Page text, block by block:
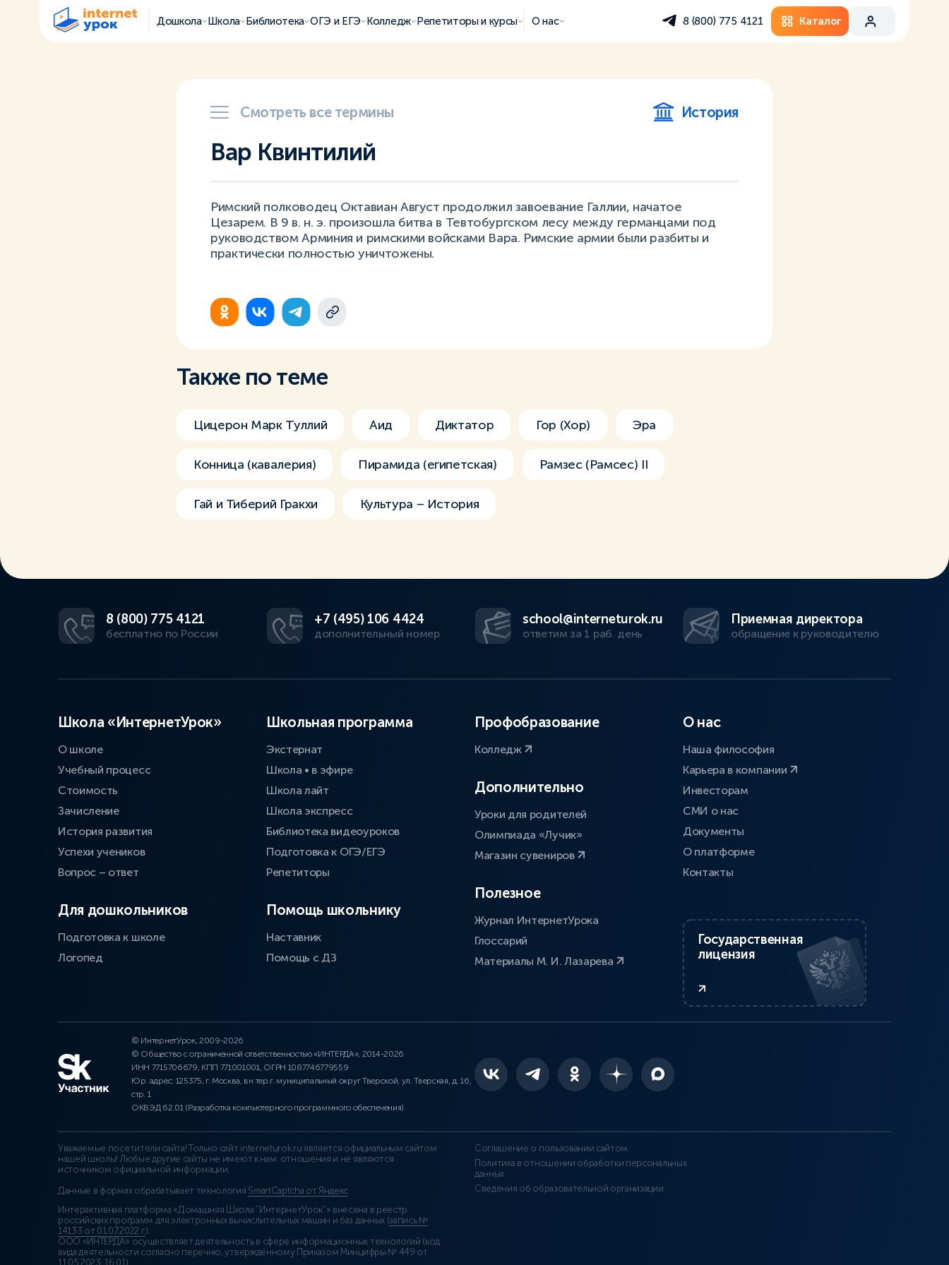
Дошкола Школа Библиотека ОГЭ и ЕГЭ Колледж Репетиторы и курсы О нас 8 (800) 775 4121 Каталог
Смотреть все термины История
Вар Квинтилий
Римский полководец Октавиан Август продолжил завоевание Галлии, начатое
Цезарем. В 9 в. н. э. произошла битва в Тевтобургском лесу между германцами под
руководством Арминия и римскими войсками Вара. Римские армии были разбиты и
практически полностью уничтожены.
Также по теме
Цицерон Марк Туллий Аид Диктатор Гор (Хор) Эра
Конница (кавалерия) Пирамида (египетская) Рамзес (Рамсес) II
Гай и Тиберий Гракхи Культура – История
8 (800) 775 4121
бесплатно по России
+7 (495) 106 4424
дополнительный номер
school@interneturok.ru
ответим за 1 раб. день
Приемная директора
обращение к руководителю
Школа «ИнтернетУрок»
О школе
Учебный процесс
Стоимость
Зачисление
История развития
Успехи учеников
Вопрос – ответ
Для дошкольников
Подготовка к школе
Логопед
Школьная программа
Экстернат
Школа • в эфире
Школа лайт
Школа экспресс
Библиотека видеоуроков
Подготовка к ОГЭ/ЕГЭ
Репетиторы
Помощь школьнику
Наставник
Помощь с ДЗ
Профобразование
Колледж
Дополнительно
Уроки для родителей
Олимпиада «Лучик»
Магазин сувениров
Полезное
Журнал ИнтернетУрока
Глоссарий
Материалы М. И. Лазарева
О нас
Наша философия
Карьера в компании
Инвесторам
СМИ о нас
Документы
О платформе
Контакты
Государственная
лицензия
© ИнтернетУрок, 2009-2026
© Общество с ограниченной ответственностью «ИНТЕРДА», 2014-2026
ИНН 7715706679, КПП 771001001, ОГРН 1087746779559
Юр. адрес: 125375, г. Москва, вн.тер.г. муниципальный округ Тверской, ул. Тверская, д. 16,
стр. 1
ОКВЭД 62.01 (Разработка компьютерного программного обеспечения)
Уважаемые посетители сайта! Только сайт interneturok.ru является официальным сайтом
нашей школы! Любые другие сайты не имеют к нам отношения и не являются
источником официальной информации.
Данные в формах обрабатывает технология SmartCaptcha от Яндекс
Интерактивная платформа «Домашняя Школа “ИнтернетУрок”» внесена в реестр
российских программ для электронных вычислительных машин и баз данных (запись №
14133 от 01.07.2022 г.).
ООО «ИНТЕРДА» осуществляет деятельность в сфере информационных технологий (код
вида деятельности согласно перечню, утверждённому Приказом Минцифры № 449 от
11.05.2023: 16.01)
Соглашение о пользовании сайтом
Политика в отношении обработки персональных
данных
Сведения об образовательной организации